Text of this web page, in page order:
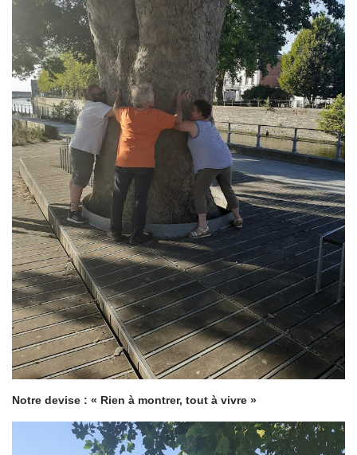
Notre devise : « Rien à montrer, tout à vivre »